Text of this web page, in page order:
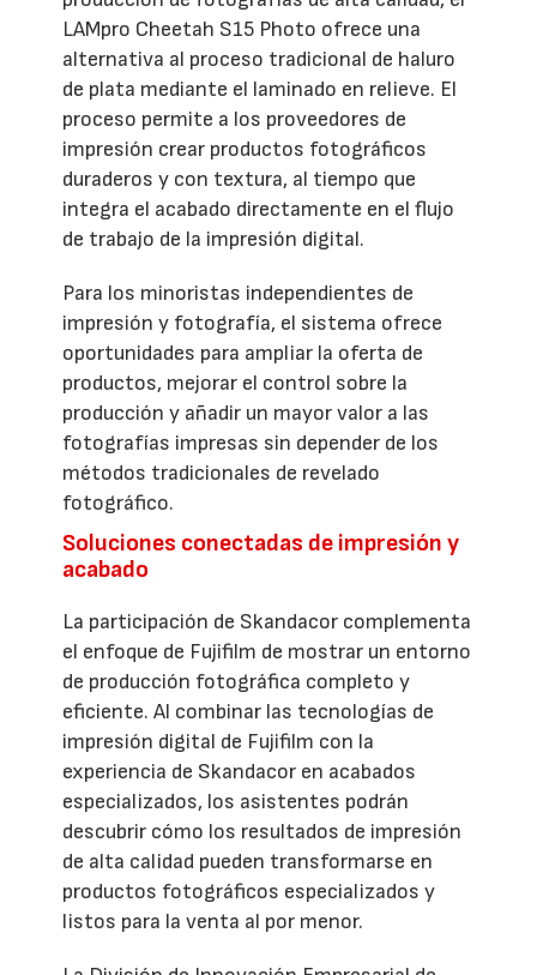
LAMpro Cheetah S15 Photo ofrece una
alternativa al proceso tradicional de haluro
de plata mediante el laminado en relieve. El
proceso permite a los proveedores de
impresión crear productos fotográficos
duraderos y con textura, al tiempo que
integra el acabado directamente en el flujo
de trabajo de la impresión digital.
Para los minoristas independientes de
impresión y fotografía, el sistema ofrece
oportunidades para ampliar la oferta de
productos, mejorar el control sobre la
producción y añadir un mayor valor a las
fotografías impresas sin depender de los
métodos tradicionales de revelado
fotográfico.
Soluciones conectadas de impresión y
acabado
La participación de Skandacor complementa
el enfoque de Fujifilm de mostrar un entorno
de producción fotográfica completo y
eficiente. Al combinar las tecnologías de
impresión digital de Fujifilm con la
experiencia de Skandacor en acabados
especializados, los asistentes podrán
descubrir cómo los resultados de impresión
de alta calidad pueden transformarse en
productos fotográficos especializados y
listos para la venta al por menor.